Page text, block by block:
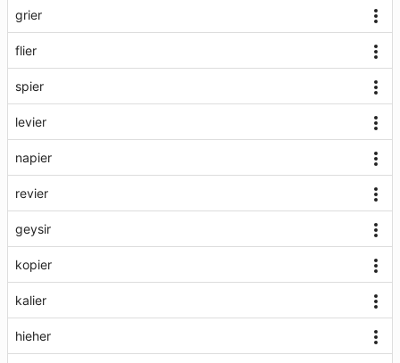
grier
flier
spier
levier
napier
revier
geysir
kopier
kalier
hieher